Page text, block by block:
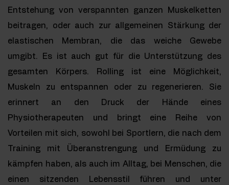
Entstehung von verspannten ganzen Muskelketten
beitragen, oder auch zur allgemeinen Stärkung der
elastischen Membran, die das weiche Gewebe
umgibt. Es ist auch gut für die Unterstützung des
gesamten Körpers. Rolling ist eine Möglichkeit,
Muskeln zu entspannen oder zu regenerieren. Sie
erinnert an den Druck der Hände eines
Physiotherapeuten und bringt eine Reihe von
Vorteilen mit sich, sowohl bei Sportlern, die nach dem
Training mit Überanstrengung und Ermüdung zu
kämpfen haben, als auch im Alltag, bei Menschen, die
einen sitzenden Lebensstil führen und unter